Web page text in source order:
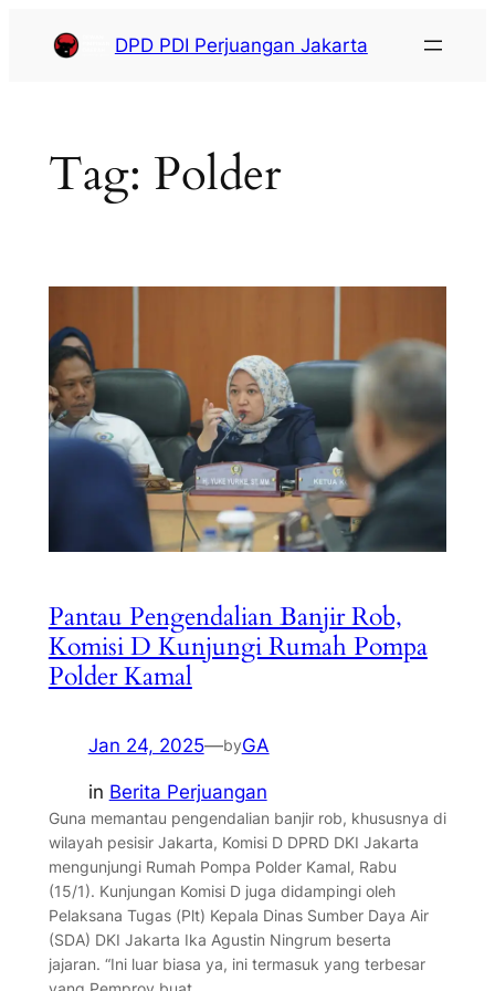
DPD PDI Perjuangan Jakarta
Tag: Polder
Pantau Pengendalian Banjir Rob,
Komisi D Kunjungi Rumah Pompa
Polder Kamal
Jan 24, 2025—byGA
in Berita Perjuangan
Guna memantau pengendalian banjir rob, khususnya di
wilayah pesisir Jakarta, Komisi D DPRD DKI Jakarta
mengunjungi Rumah Pompa Polder Kamal, Rabu
(15/1). Kunjungan Komisi D juga didampingi oleh
Pelaksana Tugas (Plt) Kepala Dinas Sumber Daya Air
(SDA) DKI Jakarta Ika Agustin Ningrum beserta
jajaran. “Ini luar biasa ya, ini termasuk yang terbesar